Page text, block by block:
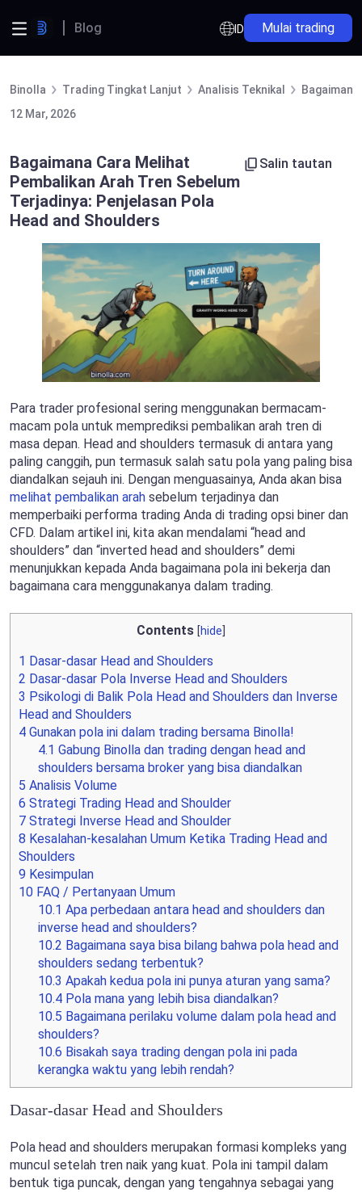
Blog ID Mulai trading
Binolla Trading Tingkat Lanjut Analisis Teknikal
12 Mar, 2026
Bagaimana Cara Melihat
Pembalikan Arah Tren Sebelum
Terjadinya: Penjelasan Pola
Head and Shoulders
Salin tautan
Para trader profesional sering menggunakan bermacam-
macam pola untuk memprediksi pembalikan arah tren di
masa depan. Head and shoulders termasuk di antara yang
paling canggih, pun termasuk salah satu pola yang paling bisa
diandalkan sejauh ini. Dengan menguasainya, Anda akan bisa
melihat pembalikan arah sebelum terjadinya dan
memperbaiki performa trading Anda di trading opsi biner dan
CFD. Dalam artikel ini, kita akan mendalami “head and
shoulders” dan “inverted head and shoulders” demi
menunjukkan kepada Anda bagaimana pola ini bekerja dan
bagaimana cara menggunakanya dalam trading.
Contents [hide
1 Dasar-dasar Head and Shoulders
2 Dasar-dasar Pola Inverse Head and Shoulders
3 Psikologi di Balik Pola Head and Shoulders dan Inverse
Head and Shoulders
4 Gunakan pola ini dalam trading bersama Binolla!
4.1 Gabung Binolla dan trading dengan head and
shoulders bersama broker yang bisa diandalkan
5 Analisis Volume
6 Strategi Trading Head and Shoulder
7 Strategi Inverse Head and Shoulder
8 Kesalahan-kesalahan Umum Ketika Trading Head and
Shoulders
9 Kesimpulan
10 FAQ / Pertanyaan Umum
10.1 Apa perbedaan antara head and shoulders dan
inverse head and shoulders?
10.2 Bagaimana saya bisa bilang bahwa pola head and
shoulders sedang terbentuk?
10.3 Apakah kedua pola ini punya aturan yang sama?
10.4 Pola mana yang lebih bisa diandalkan?
10.5 Bagaimana perilaku volume dalam pola head and
shoulders?
10.6 Bisakah saya trading dengan pola ini pada
kerangka waktu yang lebih rendah?
Dasar-dasar Head and Shoulders
Pola head and shoulders merupakan formasi kompleks yang
muncul setelah tren naik yang kuat. Pola ini tampil dalam
bentuk tiga puncak, dengan yang tengahnya sebagai yang